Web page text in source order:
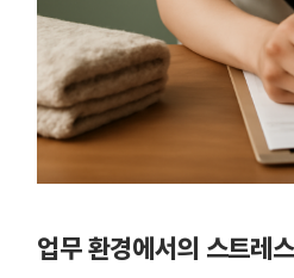
업무 환경에서의 스트레